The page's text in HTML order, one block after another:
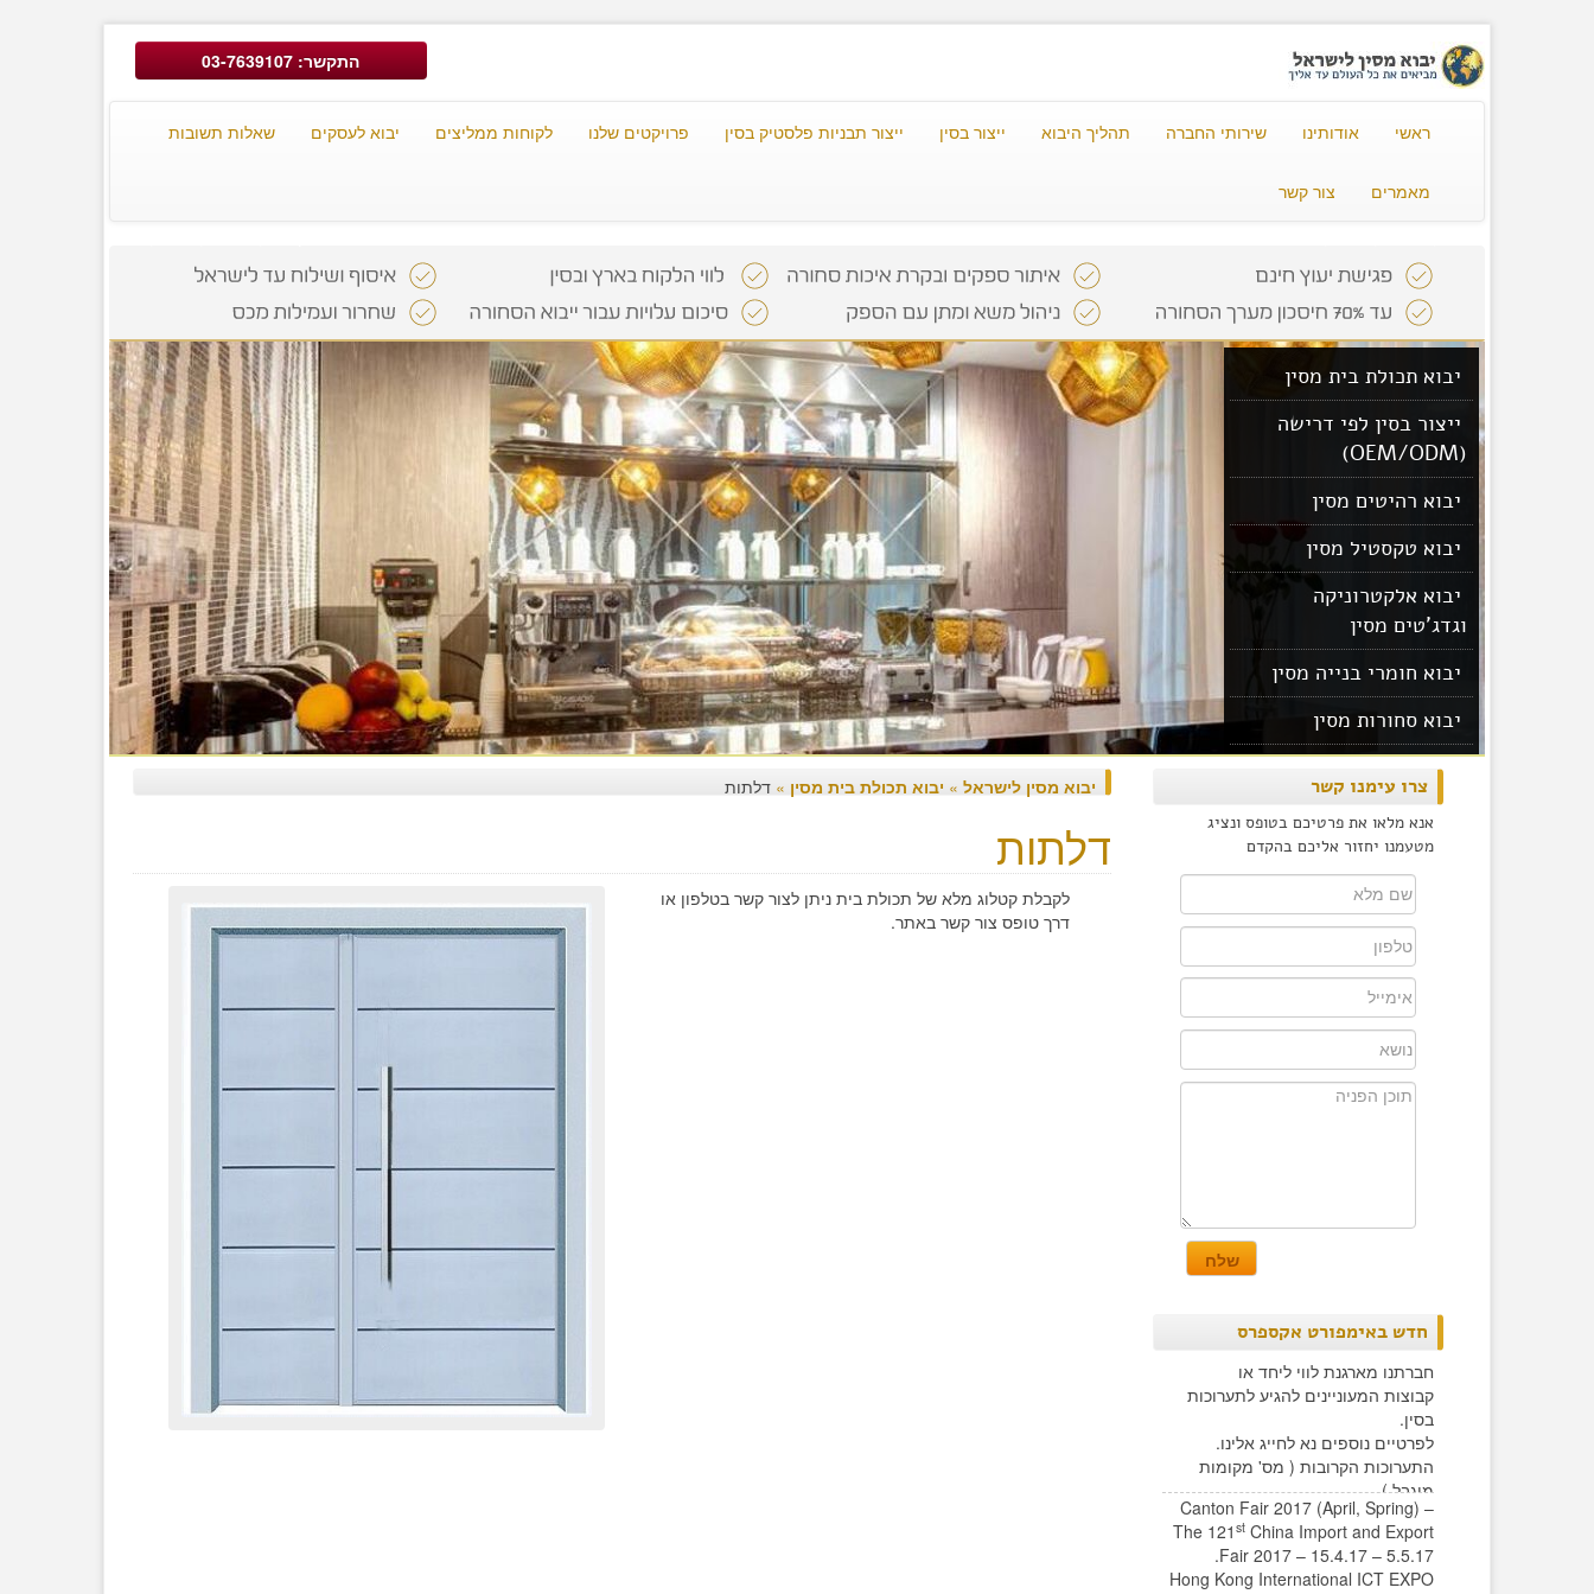
התקשר: 03-7639107
ראשי אודותינו שירותי החברה תהליך היבוא ייצור בסין ייצור תבניות פלסטיק בסין פרויקטים שלנו לקוחות ממליצים יבוא לעסקים שאלות תשובות
מאמרים צור קשר
יבוא תכולת בית מסין
ייצור בסין לפי דרישה
(OEM/ODM)
יבוא רהיטים מסין
יבוא טקסטיל מסין
יבוא אלקטרוניקה
וגדג'טים מסין
יבוא חומרי בנייה מסין
יבוא סחורות מסין
יבוא מוצרים מסין
יבוא מסין לישראל » יבוא תכולת בית מסין » דלתות
דלתות
לקבלת קטלוג מלא של תכולת בית ניתן לצור קשר בטלפון או
דרך טופס צור קשר באתר.
צרו עימנו קשר
אנא מלאו את פרטיכם בטופס ונציג
מטעמנו יחזור אליכם בהקדם
חדש באימפורט אקספרס
חברתנו מארגנת לווי ליחד או
קבוצות המעוניינים להגיע לתערוכות
בסין.
לפרטיים נוספים נא לחייג אלינו.
התערוכות הקרובות ( מס' מקומות
מוגבל )
Canton Fair 2017 (April, Spring) –
The 121 st China Import and Export
Fair 2017 – 15.4.17 – 5.5.17.
Hong Kong International ICT EXPO